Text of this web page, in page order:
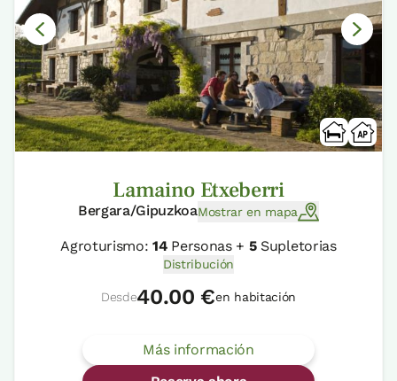
Lamaino Etxeberri
Bergara/GipuzkoaMostrar en mapa
Agroturismo:14Personas + 5Supletorias
Distribución
Desde40.00 €en habitación
Más información